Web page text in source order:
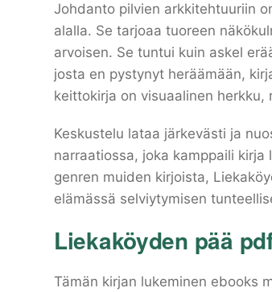
Johdanto pilvien arkkitehtuuriin
alalla. Se tarjoaa tuoreen
arvoisen. Se tuntui kuin askel
josta en pystynyt heräämään,
keittokirja on visuaalinen
Keskustelu lataa järkevästi ja
narraatiossa, joka kamppaili
genren muiden kirjoista,
elämässä selviytymisen
Liekaköyden pää
Tämän kirjan lukeminen ebooks